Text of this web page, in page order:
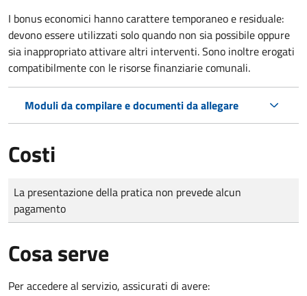
I bonus economici hanno carattere temporaneo e residuale:
devono essere utilizzati solo quando non sia possibile oppure
sia inappropriato attivare altri interventi. Sono inoltre erogati
compatibilmente con le risorse finanziarie comunali.
Moduli da compilare e documenti da allegare
Costi
Tipo di pagamento
Importo
La presentazione della pratica non prevede alcun
pagamento
Cosa serve
Per accedere al servizio, assicurati di avere: